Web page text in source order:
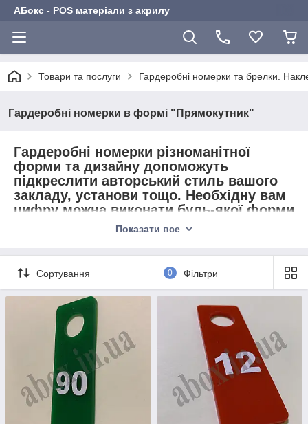
АБокс - POS матеріали з акрилу
Товари та послуги Гардеробні номерки та брелки.
Гардеробні номерки в формі "Прямокутник"
Гардеробні номерки різноманітної
форми та дизайну допоможуть
підкреслити авторський стиль вашого
закладу, установи тощо. Необхідну вам
цифру можна виконати будь-якої форми
та кольору в кольоровій гамі Oracal.
акрилову основу. Вона міцно
тримається на основі, відклеїти
практично неможливо.
Показати все
Сортування 0 Фільтри